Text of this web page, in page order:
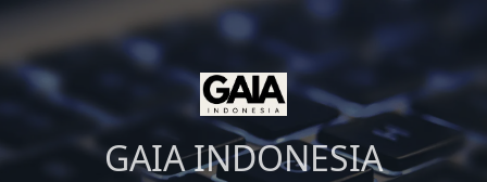
Skip
content
GAIA INDONESIA